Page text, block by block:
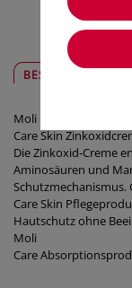
BESCHREIBUNG
Moli
Care Skin
Die Zinkoxid-Creme
Aminosäuren und
Care Skin
Hautschutz ohne
Moli
Care